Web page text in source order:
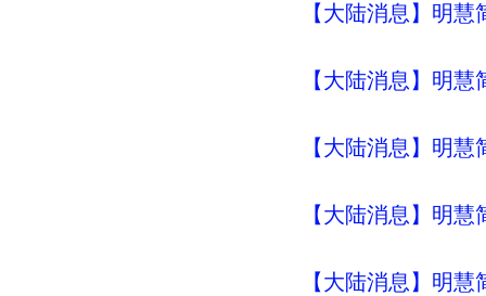
【大陆消息】明
【大陆消息】明
【大陆消息】明
【大陆消息】明
【大陆消息】明